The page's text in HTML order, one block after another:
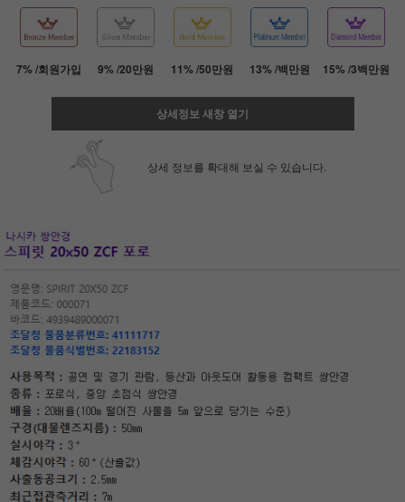
7% /회원가입 9% /20만원 11% /50만원 13% /백만원 15% /3백만원
상세정보 새창 열기
상세 정보를 확대해 보실 수 있습니다.